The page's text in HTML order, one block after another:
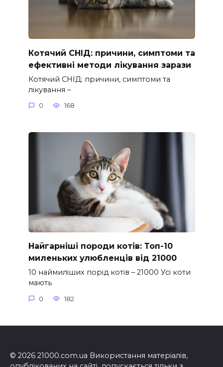
Котячий СНІД: причини, симптоми та
ефективні методи лікування зарази
Котячий СНІД: причини, симптоми та
лікування –
0 168
Найгарніші породи котів: Топ-10
миленьких улюбленців від 21000
10 наймиліших порід котів – 21000 Усі коти
мають
0 182
© 2026 21000.com.ua Використання матеріалів,